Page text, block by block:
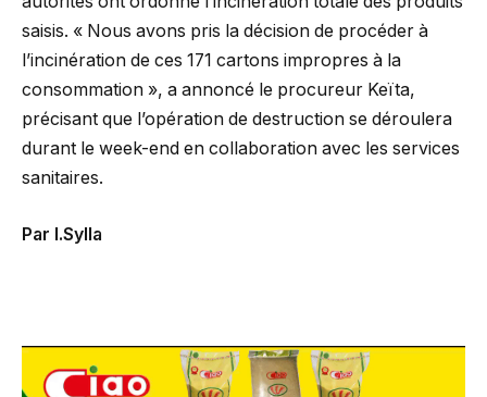
saisis. « Nous avons pris la décision de procéder à
l’incinération de ces 171 cartons impropres à la
consommation », a annoncé le procureur Keïta,
précisant que l’opération de destruction se déroulera
durant le week-end en collaboration avec les services
sanitaires.
Par I.Sylla